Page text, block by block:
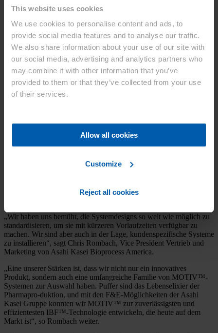
This website uses cookies
We use cookies to personalise content and ads, to
provide social media features and to analyse our traffic.
We also share information about your use of our site with
our social media, advertising and analytics partners who
may combine it with other information that you’ve
provided to them or that they’ve collected from your use
of their services.
Allow all cookies
Customize
Reject all cookies
Entwicklung verwendet, die traditionell die Lagerung in großen
Tanklagern erfordert. MOTIV™ kann Puffer aus Konzentraten in
kleinen Einwegbeuteln mischen und wird mit Sensoren gesteuert,
um die Präzision zu erhalten und zu gewährleisten. Das System ist
ebenfalls in der Lage, Puffer nach genauen Spezifikationen zu
mischen, die während eines nachgeschalteten
Entwicklungsprozesses benötigt werden, und kann eine Vielzahl
von Pufferformulierungen verarbeiten.
System Control Software automatisiert, eine Technologie, die sich in
einem universell kompatiblen Format in anlagenweite
ermöglicht eine weitreichende Datenerfassung und -analyse.
Abfall zu reduzieren. Das Zusammenspiel beider Technologien
„Wir haben uns bemüht, die Systemdesigns so weit wie möglich zu
standardisieren, um sie mit kürzeren Vorlaufzeiten verfügbar zu
machen. Wir sind aber auch in der Lage, kundenspezifische Systeme
zu installieren“, sagt Chris Rombach, Vice President Vertrieb und
Marketing von Asahi Kasei Bioprocess America.
„Eine unserer Stärken ist, dass wir nicht nur ein innovatives
Produkt, sondern auch eine umfangreiche Familie von MOTIV™-
Systemen zur Auswahl haben. Puffer sind das Lebenselixier der
Pharmapro-duktion, und mit den F&E-Möglichkeiten der Asahi
Kasei Gruppe konnten wir MOTIV™ zur zuverlässigsten und
effizientesten IBF™-Technologie entwickeln, die heute auf dem
Markt ist“, so Rombach weiter.